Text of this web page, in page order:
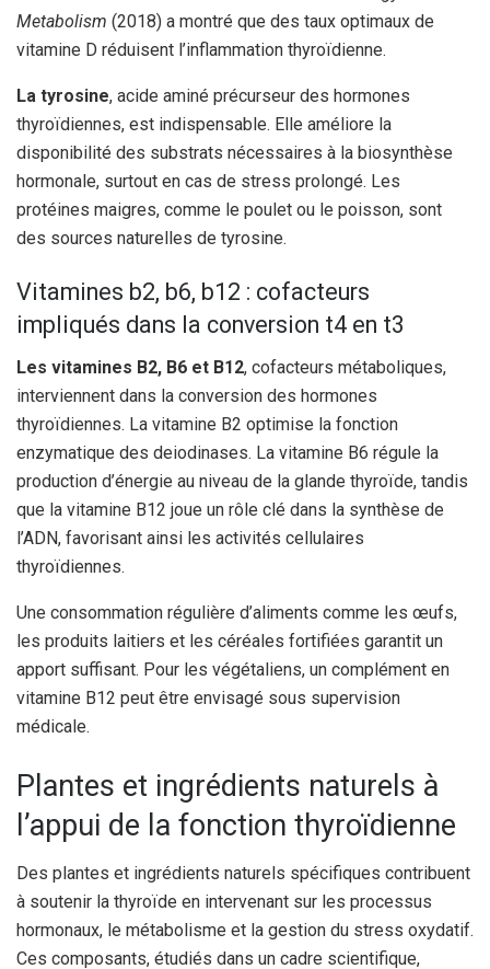
Metabolism (2018) a montré que des taux optimaux de
vitamine D réduisent l’inflammation thyroïdienne.
La tyrosine, acide aminé précurseur des hormones
thyroïdiennes, est indispensable. Elle améliore la
disponibilité des substrats nécessaires à la biosynthèse
hormonale, surtout en cas de stress prolongé. Les
protéines maigres, comme le poulet ou le poisson, sont
des sources naturelles de tyrosine.
Vitamines b2, b6, b12 : cofacteurs
impliqués dans la conversion t4 en t3
Les vitamines B2, B6 et B12, cofacteurs métaboliques,
interviennent dans la conversion des hormones
thyroïdiennes. La vitamine B2 optimise la fonction
enzymatique des deiodinases. La vitamine B6 régule la
production d’énergie au niveau de la glande thyroïde, tandis
que la vitamine B12 joue un rôle clé dans la synthèse de
l’ADN, favorisant ainsi les activités cellulaires
thyroïdiennes.
Une consommation régulière d’aliments comme les œufs,
les produits laitiers et les céréales fortifiées garantit un
apport suffisant. Pour les végétaliens, un complément en
vitamine B12 peut être envisagé sous supervision
médicale.
Plantes et ingrédients naturels à
l’appui de la fonction thyroïdienne
Des plantes et ingrédients naturels spécifiques contribuent
à soutenir la thyroïde en intervenant sur les processus
hormonaux, le métabolisme et la gestion du stress oxydatif.
Ces composants, étudiés dans un cadre scientifique,